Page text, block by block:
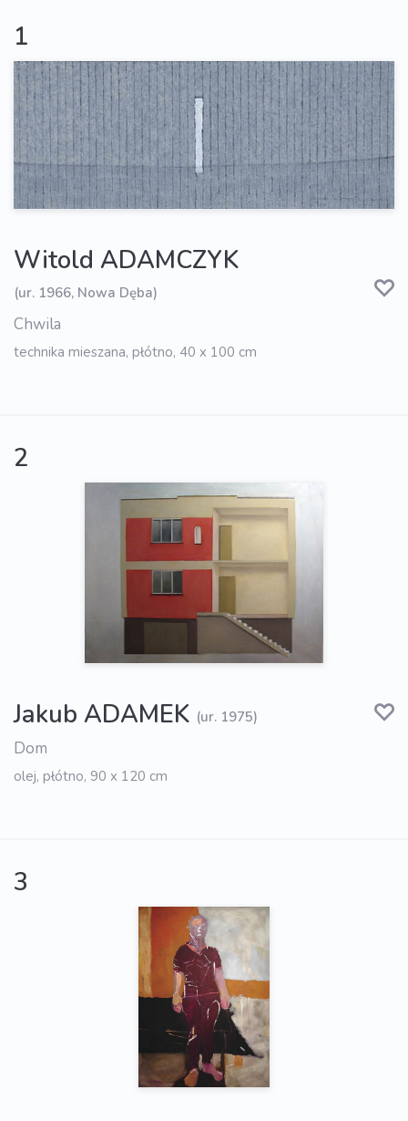
1
Witold ADAMCZYK
(ur. 1966, Nowa Dęba)
Chwila
technika mieszana, płótno, 40 x 100 cm
2
Jakub ADAMEK (ur. 1975)
Dom
olej, płótno, 90 x 120 cm
3